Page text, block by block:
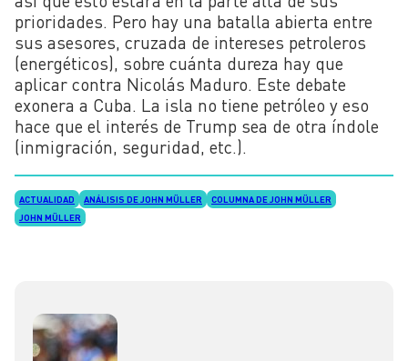
prioridades. Pero hay una batalla abierta entre
sus asesores, cruzada de intereses petroleros
(energéticos), sobre cuánta dureza hay que
aplicar contra Nicolás Maduro. Este debate
exonera a Cuba. La isla no tiene petróleo y eso
hace que el interés de Trump sea de otra índole
(inmigración, seguridad, etc.).
ACTUALIDAD ANÁLISIS DE JOHN MÜLLER
COLUMNA DE JOHN MÜLLER
JOHN MÜLLER